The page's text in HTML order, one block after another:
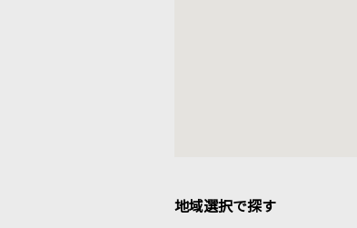
地域選択で探す